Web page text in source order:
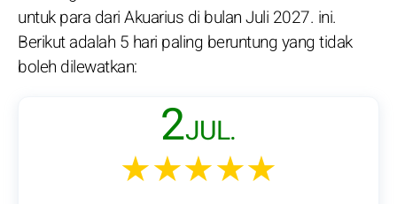
untuk para dari Akuarius di bulan Juli 2027. ini.
Berikut adalah 5 hari paling beruntung yang tidak
boleh dilewatkan:
2JUL.
★★★★★